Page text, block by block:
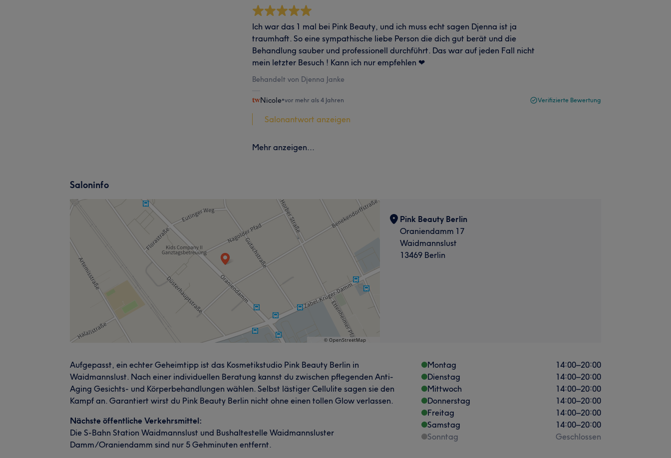
Ich war das 1 mal bei Pink Beauty, und ich muss echt sagen Djenna ist ja
traumhaft. So eine sympathische liebe Person die dich gut berät und die
Behandlung sauber und professionell durchführt. Das war auf jeden Fall nicht
mein letzter Besuch ! Kann ich nur empfehlen ❤
Behandelt von Djenna Janke
Nicole•vor mehr als 4 Jahren Verifizierte Bewertung
Salonantwort anzeigen
Mehr anzeigen...
Saloninfo
Pink Beauty Berlin
Oraniendamm 17
Waidmannslust
13469 Berlin
Aufgepasst, ein echter Geheimtipp ist das Kosmetikstudio Pink Beauty Berlin in
Waidmannslust. Nach einer individuellen Beratung kannst du zwischen pflegenden Anti-
Aging Gesichts- und Körperbehandlungen wählen. Selbst lästiger Cellulite sagen sie den
Kampf an. Garantiert wirst du Pink Beauty Berlin nicht ohne einen tollen Glow verlassen.
Nächste öffentliche Verkehrsmittel:
Die S-Bahn Station Waidmannslust und Bushaltestelle Waidmannsluster
Damm/Oraniendamm sind nur 5 Gehminuten entfernt.
Montag 14:00–20:00
Dienstag
14:00–20:00
Mittwoch
14:00–20:00
Donnerstag
14:00–20:00
Freitag
14:00–20:00
Samstag
14:00–20:00
Sonntag
Geschlossen